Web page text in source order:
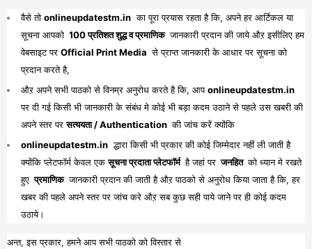
वैसे तो onlineupdatestm.in का पूरा प्रयास रहता है कि, अपने हर आर्टिकल या
सूचना आपको 100 प्रतिशत शुद्ध व प्रमाणिक जानकारी प्रदान की जाये औऱ इसीलिए हम
वेबसाइट पर Official Print Media से प्राप्त जानकारी के आधार पर सूचना को
प्रदान करते है,
औऱ अपने सभी पाठको से विनम्र अनुरोध करते है कि, आपonlineupdatestm.in
पर दी गई किसी भी जानकारी के संबंध मे कोई भी बड़ा कदम उठाने से पहले उस खबरी की
अपने स्तर परसत्ययता / Authentication की जांच करें क्योंकि
onlineupdatestm.in द्धारा किसी भी प्रकार की कोई जिम्मेदार नहीं ली जाती है
क्योंकि प्लेटफॉर्म केवल एकसूचना प्रदाता प्लेटफॉर्म है जहां पर जनहित को ध्यान मे रखते
हुए प्रमाणिक जानकारी प्रदान की जाती है औऱ पाठको से अनुरोध किया जाता है कि, हर
खबर की पहले अपने स्तर पर जांच करे औऱ सब कुछ सही पाये जाने पर ही कोई कदम
उठाये।
अन्त, इस प्रकार, हमने आप सभी पाठको को विस्तार से